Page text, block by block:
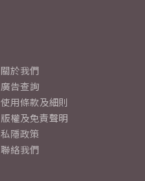
關於我們
廣告查詢
使用條款及細則
版權及免責聲明
私隱政策
聯絡我們